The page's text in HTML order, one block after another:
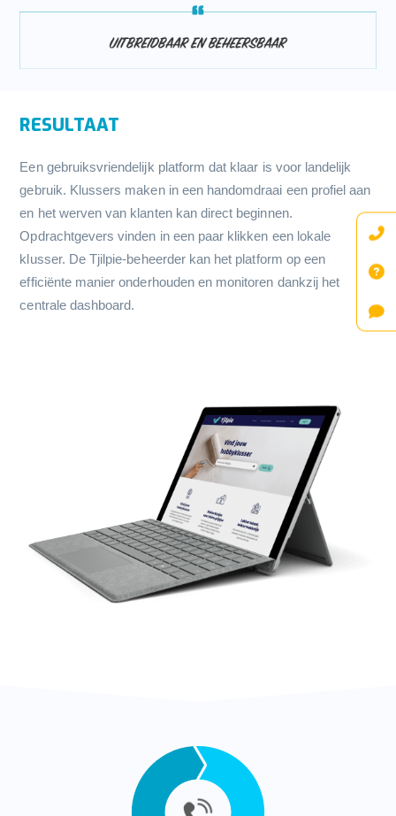
RESULTAAT
Een gebruiksvriendelijk platform dat klaar is voor landelijk
gebruik. Klussers maken in een handomdraai een profiel aan
en het werven van klanten kan direct beginnen.
Opdrachtgevers vinden in een paar klikken een lokale
klusser. De Tjilpie-beheerder kan het platform op een
efficiënte manier onderhouden en monitoren dankzij het
centrale dashboard.